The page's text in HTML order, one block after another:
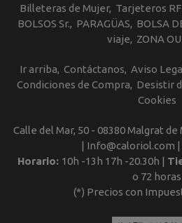
Billeteras de Mujer Tarjeteros
BOLSOS Sr.
PARAGÜAS BOLSA
viaje
ZONA
Ir arriba Contáctanos Aviso
Condiciones de Compra
Desistir
Cookies
Calle del Mar, 50 - 08380 Malgrat
| Info@caloriol.com |
Horario: 10h -13h 17h -20.30h |
o 72 horas
(*) Precios con